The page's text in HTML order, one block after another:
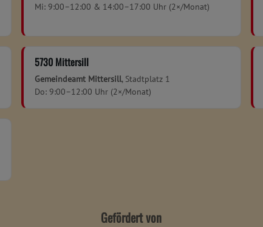
Mi: 9:00–12:00 & 14:00–17:00 Uhr (2×/Monat)
5730 Mittersill
Gemeindeamt Mittersill, Stadtplatz 1
Do: 9:00–12:00 Uhr (2×/Monat)
Gefördert von